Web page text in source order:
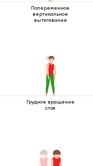
Попеременное
вертикальное
вытягивание
Грудное вращение
стоя